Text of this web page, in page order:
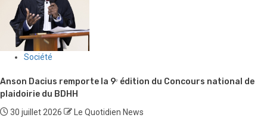
Société
Anson Dacius remporte la 9ᵉ édition du Concours national de
plaidoirie du BDHH
30 juillet 2026 Le Quotidien News